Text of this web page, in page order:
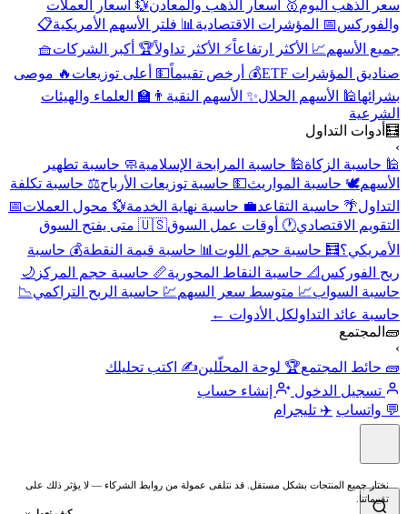
سعر الذهب اليوم🥇 أسعار الذهب والمعادن💱 أسعار العملات
والفوركس📅 المؤشرات الاقتصادية 📊 فلتر الأسهم الأمريكية📋
جميع الأسهم📈 الأكثر ارتفاعاً⚡ الأكثر تداولاً🏆 أكبر الشركات🧺
صناديق المؤشرات ETF
💰 أرخص تقييماً💵 أعلى توزيعات 🔥 موصى
بشرائها🕌 الأسهم الحلال✨ الأسهم النقية 👨‍🏫 العلماء والهيئات
الشرعية
🧮 أدوات التداول
›
🕌 حاسبة الزكاة🕌 حاسبة المرابحة الإسلامية🧼 حاسبة تطهير
الأسهم🕊️ حاسبة المواريث💵 حاسبة توزيعات الأرباح⚖️ حاسبة تكلفة
التداول🌴 حاسبة التقاعد💼 حاسبة نهاية الخدمة💱 محول العملات📅
التقويم الاقتصادي🕐 أوقات عمل السوق
🇺🇸 متى يفتح السوق
الأمريكي؟🧮 حاسبة حجم اللوت 📊 حاسبة قيمة النقطة💰 حاسبة
ربح الفوركس 📐 حاسبة النقاط المحورية📏 حاسبة حجم المركز 🌙
حاسبة السواب📈 متوسط سعر السهم💹 حاسبة الربح التراكمي📉
حاسبة عائد التداولكل الأدوات ←
🧱 المجتمع
›
🧱 حائط المجتمع🏆 لوحة المحلّلين✍️ اكتب تحليلك
تسجيل الدخول
إنشاء حساب
💬 واتساب ✈️ تليجرام
نختار جميع المنتجات بشكل مستقل. قد نتلقى عمولة من روابط الشركاء — لا يؤثر ذلك على
تقييماتنا.